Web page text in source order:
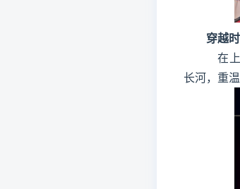
穿越
在
长河，重